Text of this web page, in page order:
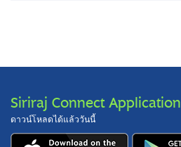
Siriraj Connect Application
ดาวน์โหลดได้แล้ววันนี้